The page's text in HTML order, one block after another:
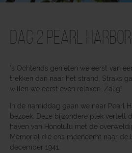
Dag 2 Pearl Harbor
’s Ochtends genieten we eerst van
trekken dan naar het strand. Straks
willen we eerst even relaxen. Zalig!
In de namiddag gaan we naar Pearl
bezoek. Deze bijzondere plek vertelt
haven van Honolulu met de
Memorial die ons meeneemt naar de
december 1941.